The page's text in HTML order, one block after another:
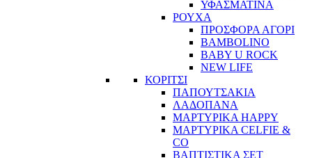
ΥΦΑΣΜΑΤΙΝΑ
ΡΟΥΧΑ
ΠΡΟΣΦΟΡΑ ΑΓΟΡΙ
BAMBOLINO
BABY U ROCK
NEW LIFE
ΚΟΡΙΤΣΙ
ΠΑΠΟΥΤΣΑΚΙΑ
ΛΑΔΟΠΑΝΑ
ΜΑΡΤΥΡΙΚΑ HAPPY
ΜΑΡΤΥΡΙΚΑ CELFIE &
CO
ΒΑΠΤΙΣΤΙΚΑ ΣΕΤ